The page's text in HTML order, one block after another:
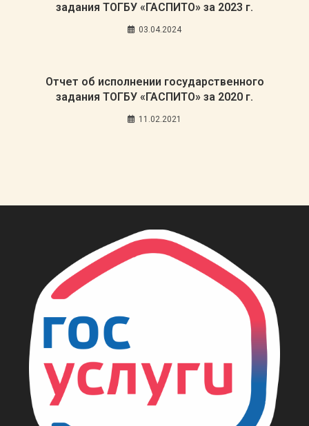
задания ТОГБУ «ГАСПИТО» за 2023 г.
03.04.2024
Отчет об исполнении государственного
задания ТОГБУ «ГАСПИТО» за 2020 г.
11.02.2021